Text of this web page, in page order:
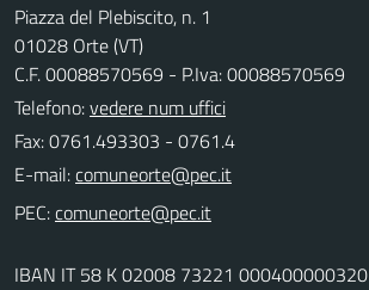
Piazza del Plebiscito, n. 1
01028 Orte (VT)
C.F. 00088570569 - P.Iva: 00088570569
Telefono:vedere num uffici
Fax: 0761.493303 - 0761.4
E-mail:
PEC:
IBAN IT 58 K 02008 73221 000400000320